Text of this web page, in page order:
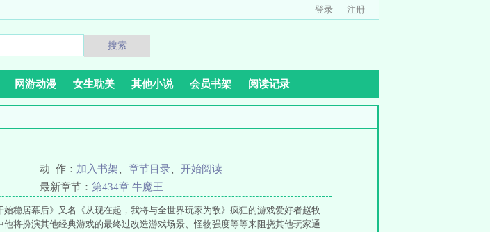
登录 注册
搜索
网游动漫 女生耽美 其他小说 会员书架 阅读记录
动 作： 加入书架 章节目录
开始阅读
最新章节： 第434章 牛魔王
稳居幕后》又名《从现在起，我将与全世界玩家为敌》疯狂的游戏爱好者赵牧
将扮演其他经典游戏的最终过改造游戏场景、怪物强度等等来阻挠其他玩家通